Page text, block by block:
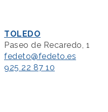
TOLEDO
Paseo de Recaredo, 1
fedeto@fedeto.es
925 22 87 10